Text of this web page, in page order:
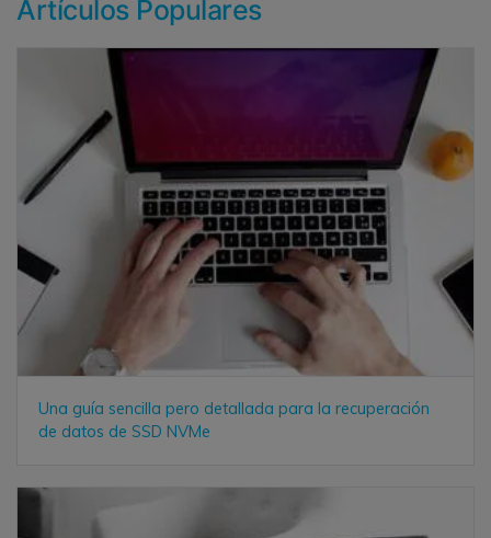
Artículos Populares
Una guía sencilla pero detallada para la recuperación
de datos de SSD NVMe